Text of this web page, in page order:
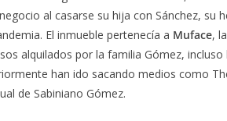
al casarse su hija con Sánchez, su
El inmueble pertenecía a Muface,
alquilados por la familia Gómez,
han ido sacando medios como
de Sabiniano Gómez.